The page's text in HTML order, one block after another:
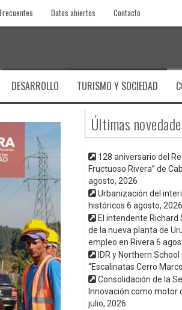
Datos abiertos Contacto
DESARROLLO TURISMO Y SOCIEDAD
Últimas
128 aniversario del
Fructuoso Rivera” de
agosto, 2026
Urbanización del
históricos 6 agosto, 2026
El intendente
de la nueva planta de
empleo en Rivera 6
IDR y Northern
“Escalinatas Cerro
Consolidación de la
Innovación como
julio, 2026